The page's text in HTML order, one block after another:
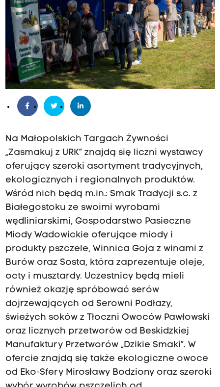
Na Małopolskich Targach Żywności
„Zasmakuj z URK” znajdą się liczni wystawcy
oferujący szeroki asortyment tradycyjnych,
ekologicznych i regionalnych produktów.
Wśród nich będą m.in.: Smak Tradycji s.c. z
Białegostoku ze swoimi wyrobami
wędliniarskimi, Gospodarstwo Pasieczne
Miody Wadowickie oferujące miody i
produkty pszczele, Winnica Goja z winami z
Burów oraz Sosta, która zaprezentuje oleje,
octy i musztardy. Uczestnicy będą mieli
również okazję spróbować serów
dojrzewających od Serowni Podłazy,
świeżych soków z Tłoczni Owoców Pawłowski
oraz licznych przetworów od Beskidzkiej
Manufaktury Przetworów „Dzikie Smaki”. W
ofercie znajdą się także ekologiczne owoce
od Eko-Sfery Mirosławy Bodziony oraz szeroki